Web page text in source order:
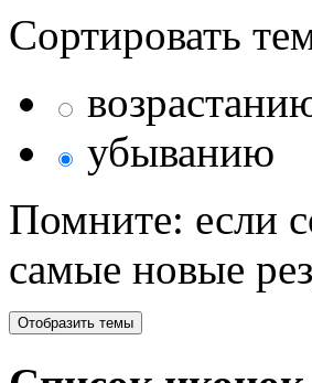
Сортировать
убыванию
Помните: если
самые новые